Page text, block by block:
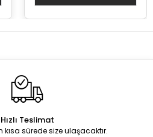
Hızlı Teslimat
kısa sürede size ulaşacaktır.